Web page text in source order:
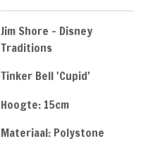
Jim Shore - Disney
Traditions
Tinker Bell 'Cupid'
Hoogte: 15cm
Materiaal: Polystone